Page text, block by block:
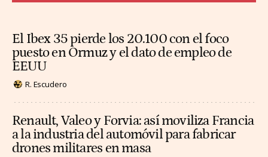
El Ibex 35 pierde los 20.100 con el foco
puesto en Ormuz y el dato de empleo de
EEUU
R. Escudero
Renault, Valeo y Forvia: así moviliza Francia
a la industria del automóvil para fabricar
drones militares en masa